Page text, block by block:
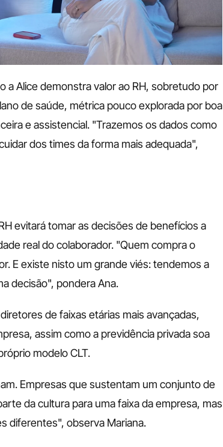
a Alice demonstra valor ao RH, sobretudo por
de saúde, métrica pouco explorada por boa
e assistencial. "Trazemos os dados como
dos times da forma mais adequada",
evitará tomar as decisões de benefícios a
real do colaborador. "Quem compra o
E existe nisto um grande viés: tendemos a
decisão", pondera Ana.
de faixas etárias mais avançadas,
assim como a previdência privada soa
modelo CLT.
Empresas que sustentam um conjunto de
da cultura para uma faixa da empresa, mas
diferentes", observa Mariana.